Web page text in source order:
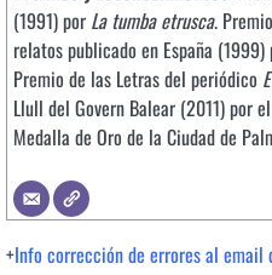
(1991) por La tumba etrusca.
relatos publicado en España (1999)
Premio de las Letras del periódico
Llull del Govern Balear (2011) por
Medalla de Oro de la Ciudad de
+Info corrección de errores al email